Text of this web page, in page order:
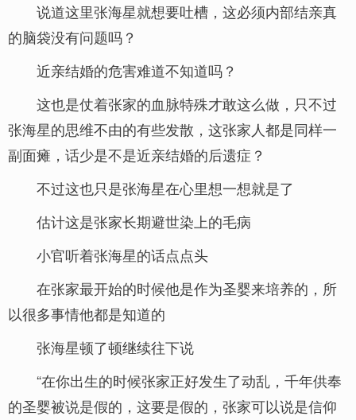
说道这里张海星就想要吐槽，这必须内部结亲真
的脑袋没有问题吗？
近亲结婚的危害难道不知道吗？
这也是仗着张家的血脉特殊才敢这么做，只不过
张海星的思维不由的有些发散，这张家人都是同样一
副面瘫，话少是不是近亲结婚的后遗症？
不过这也只是张海星在心里想一想就是了
估计这是张家长期避世染上的毛病
小官听着张海星的话点点头
在张家最开始的时候他是作为圣婴来培养的，所
以很多事情他都是知道的
张海星顿了顿继续往下说
“在你出生的时候张家正好发生了动乱，千年供奉
的圣婴被说是假的，这要是假的，张家可以说是信仰